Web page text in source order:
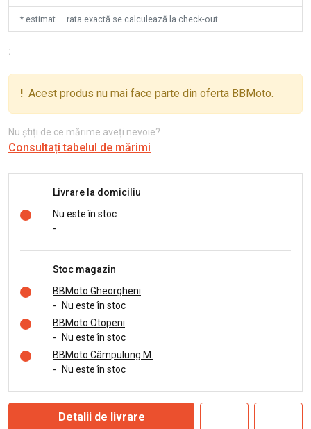
* estimat — rata exactă se calculează la check-out
:
! Acest produs nu mai face parte din oferta BBMoto.
Nu știți de ce mărime aveți nevoie?
Consultați tabelul de mărimi
Livrare la domiciliu
Nu este în stoc
-
Stoc magazin
BBMoto Gheorgheni
- Nu este în stoc
BBMoto Otopeni
- Nu este în stoc
BBMoto Câmpulung M.
- Nu este în stoc
Detalii de livrare